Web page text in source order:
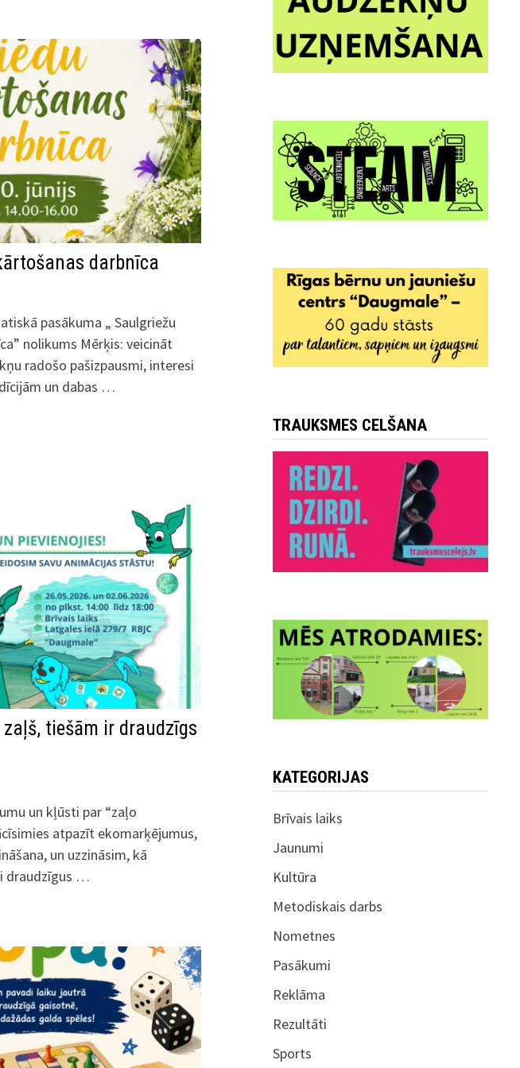
darbnīca
pasākuma „ Saulgriežu
nolikums Mērķis: veicināt
radošo pašizpausmi, interesi
un dabas …
tiešām ir draudzīgs
un kļūsti par “zaļo
atpazīt ekomarķējumus,
un uzzināsim, kā
draudzīgus …
TRAUKSMES CELŠANA
KATEGORIJAS
Brīvais laiks
Jaunumi
Kultūra
Metodiskais darbs
Nometnes
Pasākumi
Reklāma
Rezultāti
Sports